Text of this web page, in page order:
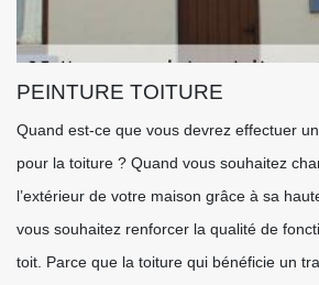
PEINTURE TOITURE
Quand est-ce que vous devrez effectuer
pour la toiture ? Quand vous souhaitez
l’extérieur de votre maison grâce à sa
vous souhaitez renforcer la qualité de
toit. Parce que la toiture qui bénéficie un